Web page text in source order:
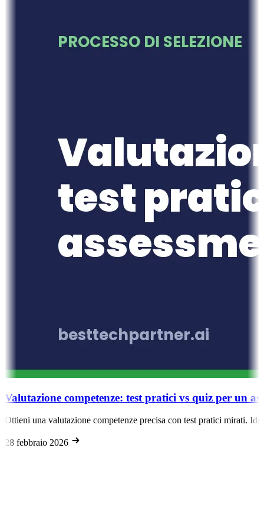
Valutazione competenze: test pratici vs quiz per un
Ottieni una valutazione competenze precisa con test pratici mirati.
28 febbraio 2026